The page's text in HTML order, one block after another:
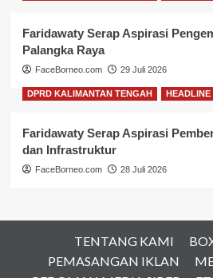
Faridawaty Serap Aspirasi
Palangka Raya
FaceBorneo.com 29 Juli 2026
DPRD KALIMANTAN TENGAH HEADLINE
Faridawaty Serap Aspirasi
dan Infrastruktur
FaceBorneo.com 28 Juli 2026
TENTANG KAMI
PEMASANGAN IKLAN